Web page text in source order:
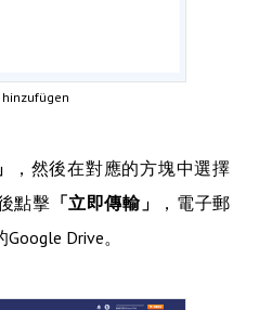
，然後在對應的方塊中選擇
點擊 「立即傳輸」
，電子郵
Drive。